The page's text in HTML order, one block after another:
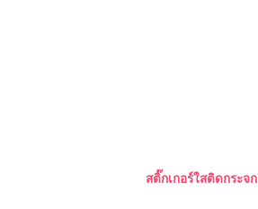
สติ๊กเกอร์ใสติดกระจก